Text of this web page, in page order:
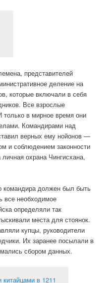
представителей
деление на
которые включали в себя
Все взрослые
в мирное время они
Командирами над
верных ему нойонов —
и соблюдением законности
охрана Чингисхана,
командира должен был быть
все необходимое
определяли так
места для стоянок.
купцы, руководители
Их заранее посылали в
сбором данных.